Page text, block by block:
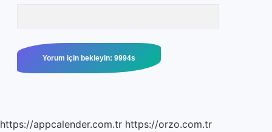
https://appcalender.com.tr https://orzo.com.tr